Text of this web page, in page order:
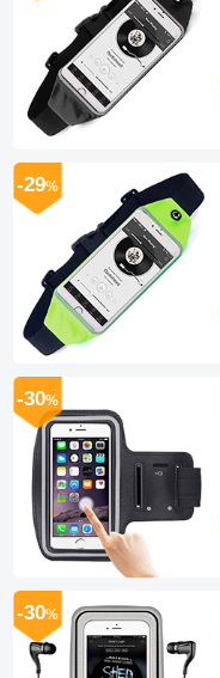
-29%
-30%
-30%